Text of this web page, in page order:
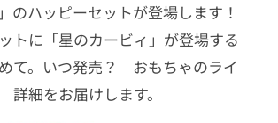
のハッピーセットが登場します！
トに「星のカービィ」が登場する
て。いつ発売？ おもちゃのライ
細をお届けします。